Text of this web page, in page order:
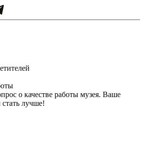
о качестве работы музея. Ваше
лучше!